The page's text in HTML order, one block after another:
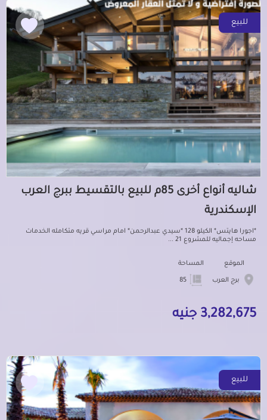
للبيع
شاليه أنواع أخرى 85م للبيع بالتقسيط ببرج العرب
الإسكندرية
*اجورا هايتس* الكيلو 128 *سيدي عبدالرحمن* امام مراسي قريه متكامله الخدمات
مساحه إجماليه للمشروع 21 ...
الموقع
برج العرب
المساحة
85
3,282,675 جنيه
للبيع